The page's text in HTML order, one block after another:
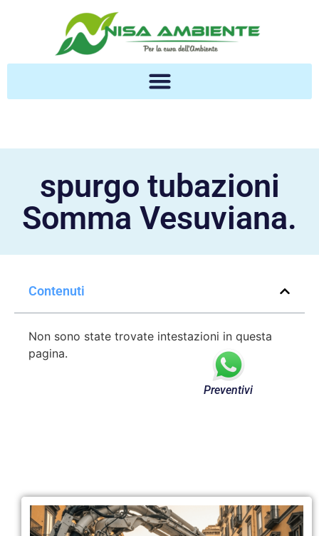
spurgo tubazioni
Somma Vesuviana.
Contenuti
Non sono state trovate intestazioni in questa
pagina.
Preventivi